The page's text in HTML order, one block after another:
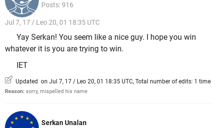
Posts: 916
Jul 7, 17 / Leo 20, 01 18:35 UTC
Yay Serkan! You seem like a nice guy. I hope you win
whatever it is you are trying to win.
IET
Updated on Jul 7, 17 / Leo 20, 01 18:35 UTC, Total number of edits: 1 time
Reason: sorry, mispelled his name
Serkan Unalan